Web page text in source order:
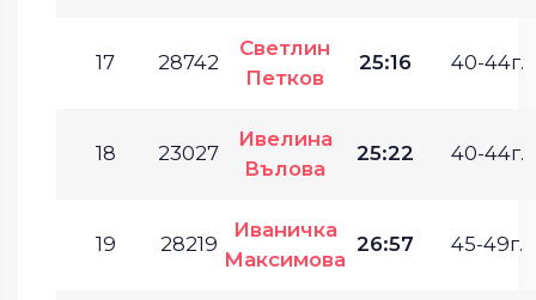
17 28742
Светлин
Петков
25:16 40-44г.
18 23027
Ивелина
Вълова
25:22 40-44г.
19 28219
Иваничка
Максимова
26:57 45-49г.